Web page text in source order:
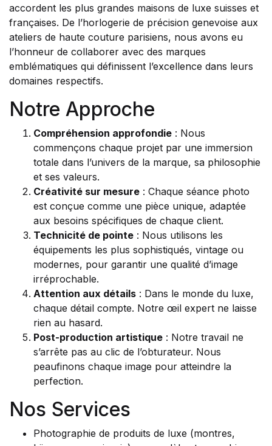
accordent les plus grandes maisons de luxe suisses et
françaises. De l’horlogerie de précision genevoise aux
ateliers de haute couture parisiens, nous avons eu
l’honneur de collaborer avec des marques
emblématiques qui définissent l’excellence dans leurs
domaines respectifs.
Notre Approche
Compréhension approfondie : Nous
commençons chaque projet par une immersion
totale dans l’univers de la marque, sa philosophie
et ses valeurs.
Créativité sur mesure : Chaque séance photo
est conçue comme une pièce unique, adaptée
aux besoins spécifiques de chaque client.
Technicité de pointe : Nous utilisons les
équipements les plus sophistiqués, vintage ou
modernes, pour garantir une qualité d’image
irréprochable.
Attention aux détails : Dans le monde du luxe,
chaque détail compte. Notre œil expert ne laisse
rien au hasard.
Post-production artistique : Notre travail ne
s’arrête pas au clic de l’obturateur. Nous
peaufinons chaque image pour atteindre la
perfection.
Nos Services
Photographie de produits de luxe (montres,